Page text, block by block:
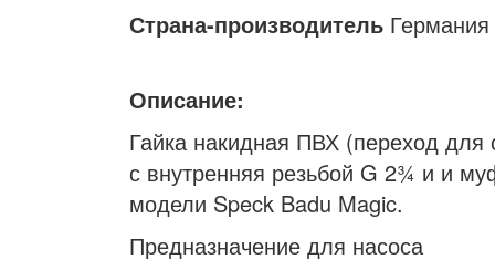
Страна-производитель Германия
Описание:
Гайка накидная ПВХ (переход
с внутренняя резьбой G 2¾ и и
модели Speck Badu Magic.
Предназначение для насоса